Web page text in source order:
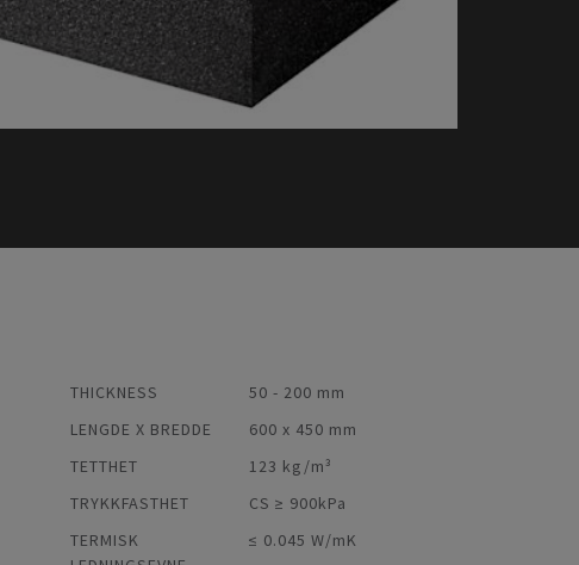
THICKNESS
50 - 200 mm
LENGDE X BREDDE
600 x 450 mm
TETTHET
123 kg/m³
TRYKKFASTHET
CS ≥ 900kPa
TERMISK
≤ 0.045 W/mK